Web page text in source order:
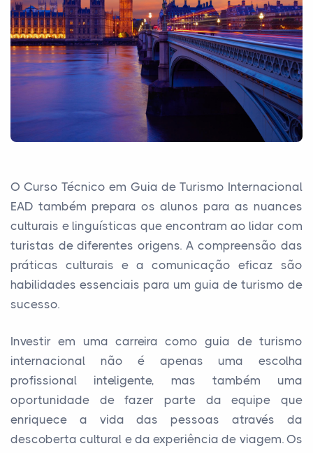
O Curso Técnico em Guia de Turismo Internacional
EAD também prepara os alunos para as nuances
culturais e linguísticas que encontram ao lidar com
turistas de diferentes origens. A compreensão das
práticas culturais e a comunicação eficaz são
habilidades essenciais para um guia de turismo de
sucesso.
Investir em uma carreira como guia de turismo
internacional não é apenas uma escolha
profissional inteligente, mas também uma
oportunidade de fazer parte da equipe que
enriquece a vida das pessoas através da
descoberta cultural e da experiência de viagem. Os